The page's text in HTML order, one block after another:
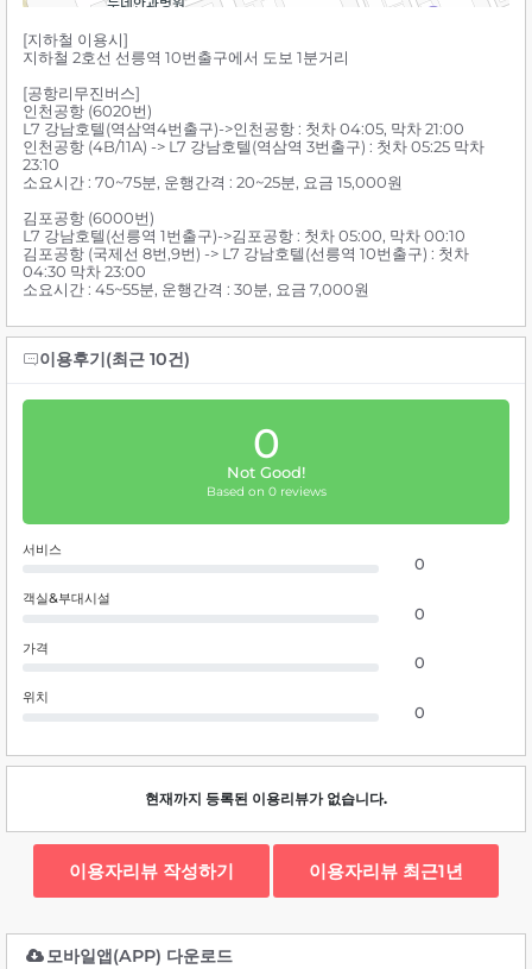
[지하철 이용시]
지하철 2호선 선릉역 10번출구에서 도보 1분거리
[공항리무진버스]
인천공항 (6020번)
L7 강남호텔(역삼역4번출구)->인천공항 : 첫차 04:05, 막차 21:00
인천공항 (4B/11A) -> L7 강남호텔(역삼역 3번출구) : 첫차 05:25 막차
23:10
소요시간 : 70~75분, 운행간격 : 20~25분, 요금 15,000원
김포공항 (6000번)
L7 강남호텔(선릉역 1번출구)->김포공항 : 첫차 05:00, 막차 00:10
김포공항 (국제선 8번,9번) -> L7 강남호텔(선릉역 10번출구) : 첫차
04:30 막차 23:00
소요시간 : 45~55분, 운행간격 : 30분, 요금 7,000원
이용후기(최근 10건)
0
Not Good!
Based on 0 reviews
서비스
0
객실&부대시설
0
가격
0
위치
0
현재까지 등록된 이용리뷰가 없습니다.
이용자리뷰 작성하기 이용자리뷰 최근1년
모바일앱(APP) 다운로드